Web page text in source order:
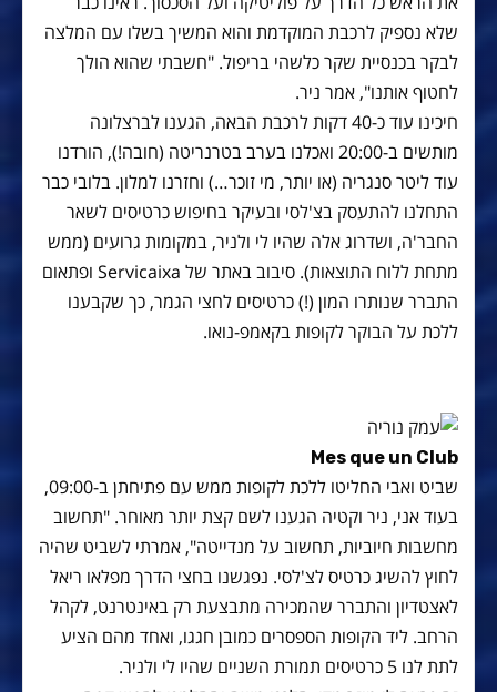
שלא נספיק לרכבת המוקדמת והוא המשיך בשלו עם המלצה
לבקר בכנסיית שקר כלשהי בריפול. "חשבתי שהוא הולך
לחטוף אותנו", אמר ניר.
חיכינו עוד כ-40 דקות לרכבת הבאה, הגענו לברצלונה
מותשים ב-20:00 ואכלנו בערב בטרנריטה (חובה!), הורדנו
עוד ליטר סנגריה (או יותר, מי זוכר…) וחזרנו למלון. בלובי כבר
התחלנו להתעסק בצ'לסי ובעיקר בחיפוש כרטיסים לשאר
החבר'ה, ושדרוג אלה שהיו לי ולניר, במקומות גרועים (ממש
מתחת ללוח התוצאות). סיבוב באתר של Servicaixa ופתאום
התברר שנותרו המון (!) כרטיסים לחצי הגמר, כך שקבענו
ללכת על הבוקר לקופות בקאמפ-נואו.
Mes que un Club
שביט ואבי החליטו ללכת לקופות ממש עם פתיחתן ב-09:00,
בעוד אני, ניר וקטיה הגענו לשם קצת יותר מאוחר. "תחשוב
מחשבות חיוביות, תחשוב על מנדייטה", אמרתי לשביט שהיה
לחוץ להשיג כרטיס לצ'לסי. נפגשנו בחצי הדרך מפלאו ריאל
לאצטדיון והתברר שהמכירה מתבצעת רק באינטרנט, לקהל
הרחב. ליד הקופות הספסרים כמובן חגגו, ואחד מהם הציע
לתת לנו 5 כרטיסים תמורת השניים שהיו לי ולניר.